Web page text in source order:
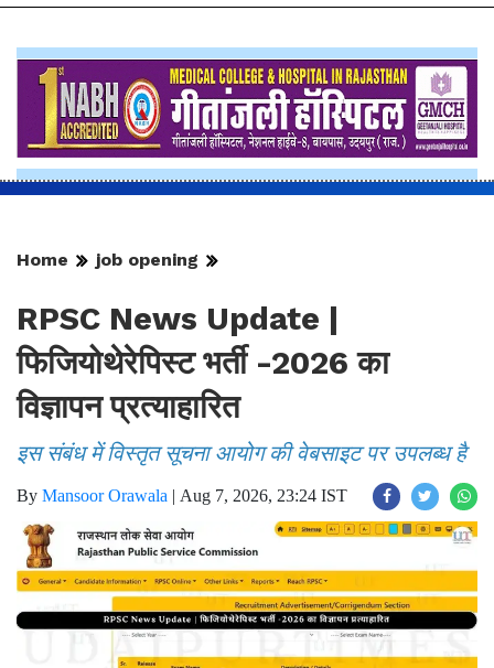
Home job opening
RPSC News Update |
फिजियोथेरेपिस्ट भर्ती -2026 का
विज्ञापन प्रत्याहारित
इस संबंध में विस्तृत सूचना आयोग की वेबसाइट पर उपलब्ध है
By Mansoor Orawala | Aug 7, 2026, 23:24 IST